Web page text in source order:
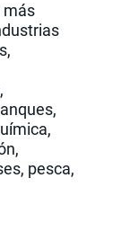
más
pesca,